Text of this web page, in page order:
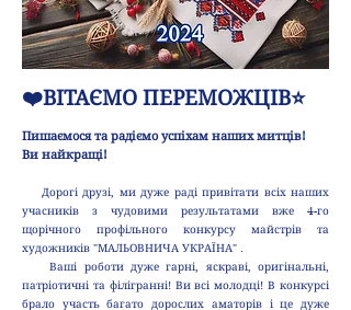
❤️ВІТАЄМО ПЕРЕМОЖЦІВ⭐️
Пишаємося та радіємо успіхам наших митців!
Ви найкращі!
Дорогі друзі, ми дуже раді привітати всіх наших
учасників з чудовими результатами вже 4-го
щорічного профільного конкурсу майстрів та
художників "МАЛЬОВНИЧА УКРАЇНА" .
Ваші роботи дуже гарні, яскраві, оригінальні,
патріотичні та філігранні! Ви всі молодці! В конкурсі
брало участь багато дорослих аматорів і це дуже